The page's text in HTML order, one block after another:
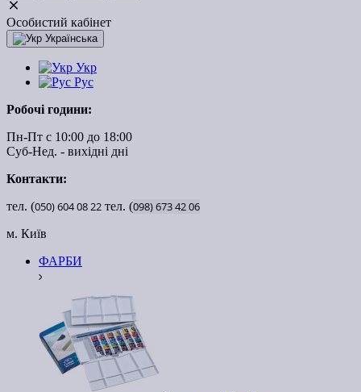
Особистий кабінет
Українська
Укр
Рус
Робочі години:
Пн-Пт с 10:00 до 18:00
Суб-Нед. - вихідні дні
Контакти:
тел. (050)6040822 тел. (098)6734206
м. Київ
ФАРБИ